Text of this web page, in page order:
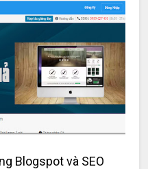
Blogspot và SEO